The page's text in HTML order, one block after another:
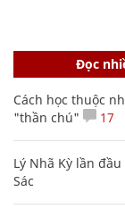
Đọc
Cách học thuộc
"thần chú"
17
Lý Nhã Kỳ lần
Sác